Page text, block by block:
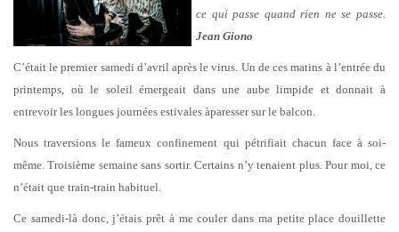
ce qui passe quand rien ne se passe.
Jean Giono
C’était le premier samedi d’avril après le virus. Un de ces matins à l’entrée du
printemps, où le soleil émergeait dans une aube limpide et donnait à
entrevoir les longues journées estivales àparesser sur le balcon.
Nous traversions le fameux confinement qui pétrifiait chacun face à soi-
même. Troisième semaine sans sortir. Certains n’y tenaient plus. Pour moi, ce
n’était que train-train habituel.
Ce samedi-là donc, j’étais prêt à me couler dans ma petite place douillette